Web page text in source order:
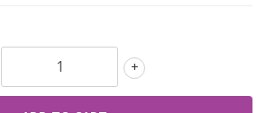
+